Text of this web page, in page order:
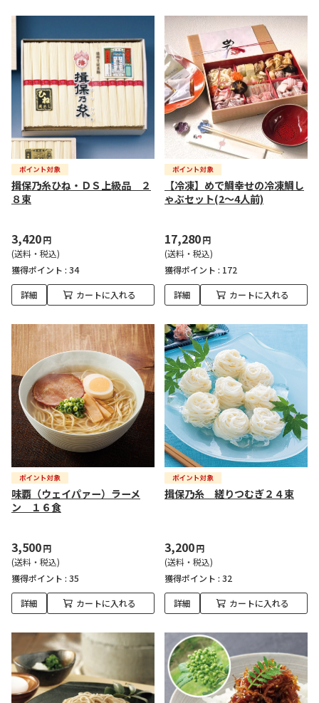
揖保乃糸ひね・ＤＳ上級品 ２
８束
3,420円
(送料・税込)
獲得ポイント : 34
詳細 カートに入れる
【冷凍】めで鯛幸せの冷凍鯛し
ゃぶセット(2～4人前)
17,280円
(送料・税込)
獲得ポイント : 172
詳細 カートに入れる
味覇（ウェイパァー）ラーメ
ン １６食
3,500円
(送料・税込)
獲得ポイント : 35
詳細 カートに入れる
揖保乃糸 縒りつむぎ２４束
3,200円
(送料・税込)
獲得ポイント : 32
詳細 カートに入れる